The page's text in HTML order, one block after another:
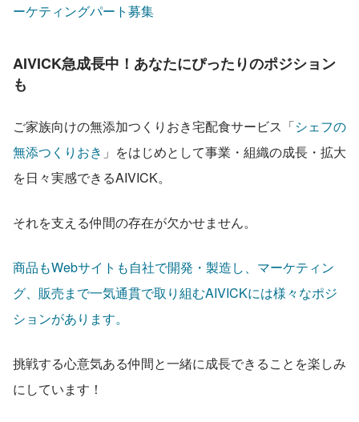
ーケティングパート募集
AIVICK急成長中！あなたにぴったりのポジション
も
ご家族向けの無添加つくりおき宅配食サービス「シェフの
無添つくりおき 」をはじめとして事業・組織の成長・拡大
を日々実感できるAIVICK。
それを支える仲間の存在が欠かせません。
商品もWebサイトも自社で開発・製造し、マーケティン
グ、販売まで一気通貫で取り組むAIVICKには様々なポジ
ションがあります。
挑戦する心意気ある仲間と一緒に成長できることを楽しみ
にしています！